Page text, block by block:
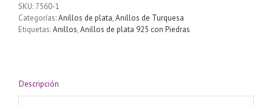
circulo
turquesa
centro
cantidad
SKU: 7560-1
Categorías:Anillos de plata,Anillos de Turquesa
Etiquetas:Anillos,Anillos de plata 925 con Piedras
Descripción